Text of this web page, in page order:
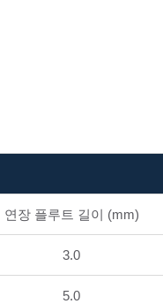
연장 플루트 길이 (mm)
3.0
5.0